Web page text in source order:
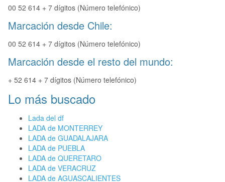
00 52 614 + 7 dígitos (Número telefónico)
Marcación desde Chile:
00 52 614 + 7 dígitos (Número telefónico)
Marcación desde el resto del mundo:
+ 52 614 + 7 dígitos (Número telefónico)
Lo más buscado
Lada del df
LADA de MONTERREY
LADA de GUADALAJARA
LADA de PUEBLA
LADA de QUERETARO
LADA de VERACRUZ
LADA de AGUASCALIENTES